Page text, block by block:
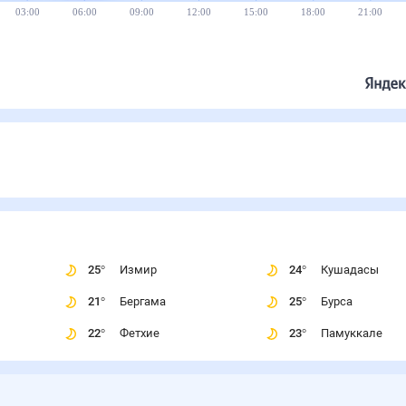
03:00 06:00 09:00 12:00 15:00 18:00 21:00
25° Измир
21° Бергама
22° Фетхие
24° Кушадасы
25° Бурса
23° Памуккале